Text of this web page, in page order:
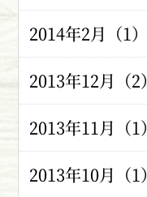
2014年2月（1）
2013年12月（2）
2013年11月（1）
2013年10月（1）